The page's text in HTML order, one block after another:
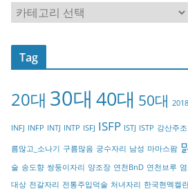
a
t
o
y
Tag
20대 30대 40대 50대
INFJ INFP INTJ INTP ISFJ ISFP ISTJ ISTP 강산주조
름많고_소나기 구름많음 궁수자리 남성 마마스팜
술 송도향 쌍둥이자리 양조장 연천BnD 연천브루
대상 전갈자리 전통주입덕술 처녀자리 한국현멕켈